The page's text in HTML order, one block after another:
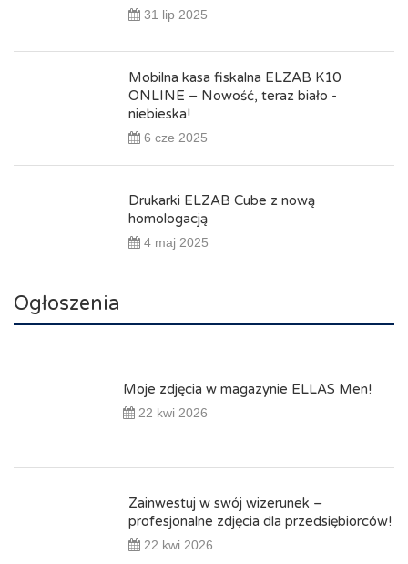
31 lip 2025
Mobilna kasa fiskalna ELZAB K10
ONLINE – Nowość, teraz biało -
niebieska!
6 cze 2025
Drukarki ELZAB Cube z nową
homologacją
4 maj 2025
Ogłoszenia
Moje zdjęcia w magazynie ELLAS Men!
22 kwi 2026
Zainwestuj w swój wizerunek –
profesjonalne zdjęcia dla przedsiębiorców!
22 kwi 2026